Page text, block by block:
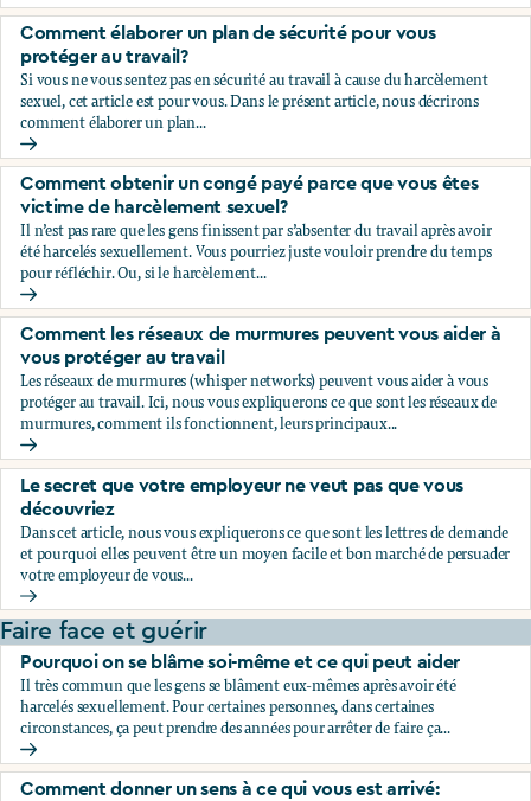
Comment élaborer un plan de sécurité pour vous
protéger au travail?
Si vous ne vous sentez pas en sécurité au travail à cause du harcèlement
sexuel, cet article est pour vous. Dans le présent article, nous décrirons
comment élaborer un plan...
Comment élaborer un plan de sécurité pour vous protéger
Comment obtenir un congé payé parce que vous êtes
victime de harcèlement sexuel?￼
Il n’est pas rare que les gens finissent par s’absenter du travail après avoir
été harcelés sexuellement. Vous pourriez juste vouloir prendre du temps
pour réfléchir. Ou, si le harcèlement...
Comment obtenir un congé payé parce que vous êtes
Comment les réseaux de murmures peuvent vous aider à
vous protéger au travail
Les réseaux de murmures (whisper networks) peuvent vous aider à vous
protéger au travail. Ici, nous vous expliquerons ce que sont les réseaux de
murmures, comment ils fonctionnent, leurs principaux...
Comment les réseaux de murmures peuvent vous aider à
Le secret que votre employeur ne veut pas que vous
découvriez
Dans cet article, nous vous expliquerons ce que sont les lettres de demande
et pourquoi elles peuvent être un moyen facile et bon marché de persuader
votre employeur de vous...
Le secret que votre employeur ne veut pas que vous
Faire face et guérir
Pourquoi on se blâme soi-même et ce qui peut aider
Il très commun que les gens se blâment eux-mêmes après avoir été
harcelés sexuellement. Pour certaines personnes, dans certaines
circonstances, ça peut prendre des années pour arrêter de faire ça...
Pourquoi on se blâme soi-même et ce qui peut aider
Comment donner un sens à ce qui vous est arrivé: